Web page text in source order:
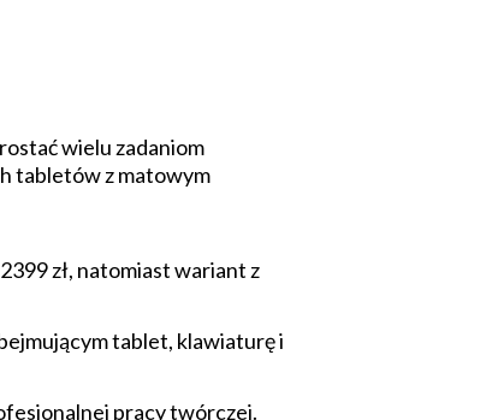
wielu zadaniom
tabletów z matowym
zł, natomiast wariant z
tablet, klawiaturę i
pracy twórczej.